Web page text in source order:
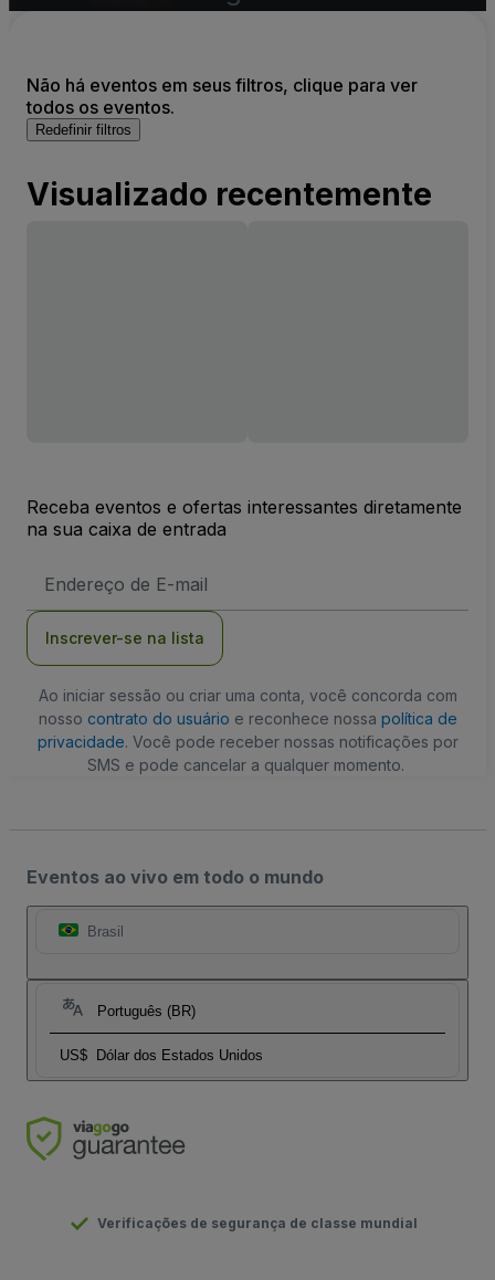
Não há eventos em seus filtros, clique para ver
todos os eventos.
Redefinir filtros
Visualizado recentemente
Receba eventos e ofertas interessantes diretamente
na sua caixa de entrada
de
Inscrever-se na lista
Ao iniciar sessão ou criar uma conta, você concorda com
nosso contrato do usuário e reconhece nossa política de
privacidade. Você pode receber nossas notificações por
SMS e pode cancelar a qualquer momento.
Eventos ao vivo em todo o mundo
Brasil
Português (BR)
US$ Dólar dos Estados Unidos
Verificações de segurança de classe mundial